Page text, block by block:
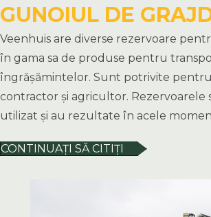
GUNOIUL DE
Veenhuis are diverse rezervoare
în gama sa de produse pentru
îngrășămintelor. Sunt potrivite
contractor și agricultor. Rezervoarele
utilizat și au rezultate în acele
CONTINUAȚI SĂ CITIȚI